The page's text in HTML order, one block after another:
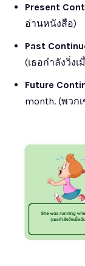
Present
อ่านหนังสือ)
Past
(เธอกำลังวิ่ง
Future
month. (พวก